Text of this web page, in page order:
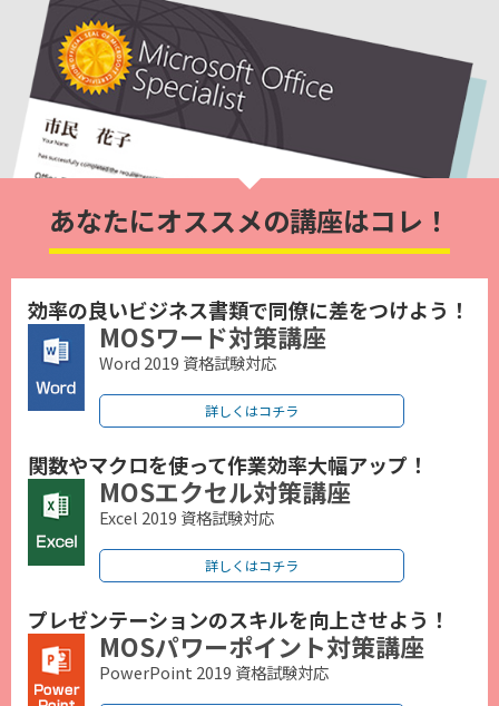
あなたにオススメの講座はコレ！
効率の良いビジネス書類で同僚に差をつけよう！
MOSワード対策講座
Word 2019 資格試験対応
詳しくはコチラ
関数やマクロを使って作業効率大幅アップ！
MOSエクセル対策講座
Excel 2019 資格試験対応
詳しくはコチラ
プレゼンテーションのスキルを向上させよう！
MOSパワーポイント対策講座
PowerPoint 2019 資格試験対応